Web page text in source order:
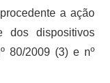
a ação
dos dispositivos
80/2009 (3) e nº